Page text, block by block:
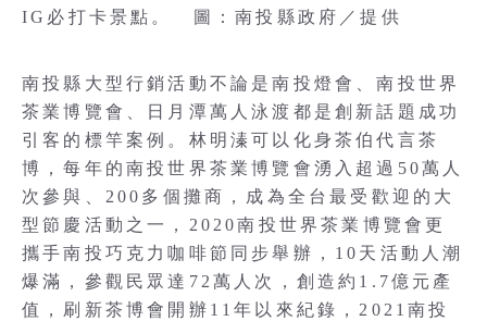
IG必打卡景點。 圖：南投縣政府／提供
南投縣大型行銷活動不論是南投燈會、南投世界
茶業博覽會、日月潭萬人泳渡都是創新話題成功
引客的標竿案例。林明溱可以化身茶伯代言茶
博，每年的南投世界茶業博覽會湧入超過50萬人
次參與、200多個攤商，成為全台最受歡迎的大
型節慶活動之一，2020南投世界茶業博覽會更
攜手南投巧克力咖啡節同步舉辦，10天活動人潮
爆滿，參觀民眾達72萬人次，創造約1.7億元產
值，刷新茶博會開辦11年以來紀錄，2021南投